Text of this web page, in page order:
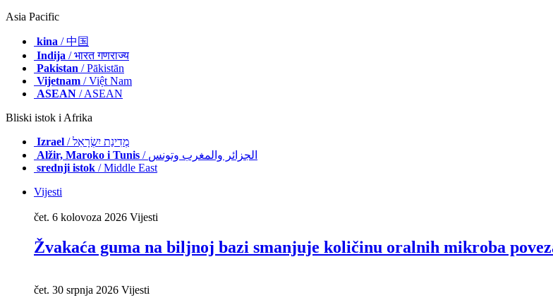
Asia Pacific
kina / 中国
Indija / भारत गणराज्य
Pakistan / Pākistān
Vijetnam / Việt Nam
ASEAN / ASEAN
Bliski istok i Afrika
Izrael
/ מְדִינַת יִשְׂרָאֵל
Alžir, Maroko i Tunis
/ الجزائر والمغرب وتونس
srednji istok / Middle East
Vijesti
čet. 6 kolovoza 2026 Vijesti
Žvakaća guma na biljnoj bazi smanjuje količinu oralnih mikroba
čet. 30 srpnja 2026 Vijesti